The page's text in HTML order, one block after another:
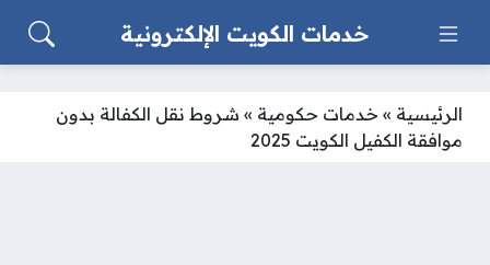
خدمات الكويت الإلكترونية
الرئيسية » خدمات حكومية » شروط نقل الكفالة بدون
موافقة الكفيل الكويت 2025